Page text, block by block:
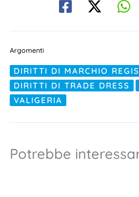
Argomenti
DIRITTI DI MARCHIO
DIRITTI DI TRADE DRESS
VALIGERIA
Potrebbe